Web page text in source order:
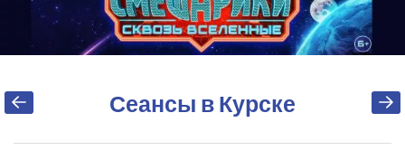
Сеансы в Курске